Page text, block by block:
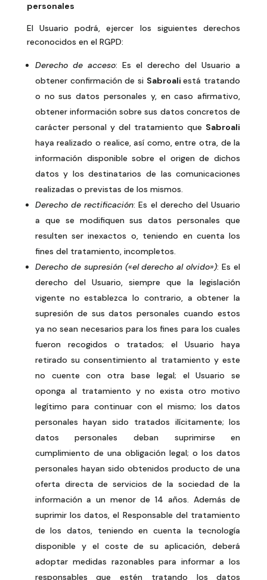
personales
El Usuario podrá, ejercer los siguientes derechos
reconocidos en el RGPD:
Derecho de acceso: Es el derecho del Usuario a
obtener confirmación de si Sabroaliestá tratando
o no sus datos personales y, en caso afirmativo,
obtener información sobre sus datos concretos de
carácter personal y del tratamiento que Sabroali
haya realizado o realice, así como, entre otra, de la
información disponible sobre el origen de dichos
datos y los destinatarios de las comunicaciones
realizadas o previstas de los mismos.
Derecho de rectificación: Es el derecho del Usuario
a que se modifiquen sus datos personales que
resulten ser inexactos o, teniendo en cuenta los
fines del tratamiento, incompletos.
Derecho de supresión («el derecho al olvido»): Es el
derecho del Usuario, siempre que la legislación
vigente no establezca lo contrario, a obtener la
supresión de sus datos personales cuando estos
ya no sean necesarios para los fines para los cuales
fueron recogidos o tratados; el Usuario haya
retirado su consentimiento al tratamiento y este
no cuente con otra base legal; el Usuario se
oponga al tratamiento y no exista otro motivo
legítimo para continuar con el mismo; los datos
personales hayan sido tratados ilícitamente; los
datos personales deban suprimirse en
cumplimiento de una obligación legal; o los datos
personales hayan sido obtenidos producto de una
oferta directa de servicios de la sociedad de la
información a un menor de 14 años. Además de
suprimir los datos, el Responsable del tratamiento
de los datos, teniendo en cuenta la tecnología
disponible y el coste de su aplicación, deberá
adoptar medidas razonables para informar a los
responsables que estén tratando los datos